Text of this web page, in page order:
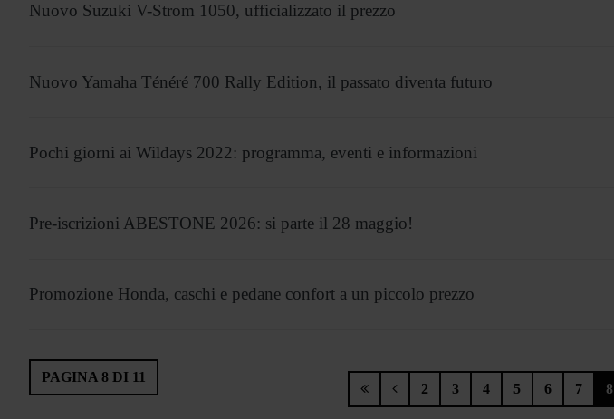
Nuovo Suzuki V-Strom 1050, ufficializzato il prezzo
Nuovo Yamaha Ténéré 700 Rally Edition, il passato diventa futuro
Pochi giorni ai Wildays 2022: programma, eventi e informazioni
Pre-iscrizioni ABESTONE 2026: si parte il 28 maggio!
Promozione Honda, caschi e pedane confort a un piccolo prezzo
PAGINA 8 DI 11
2 3 4 5 6 7 8